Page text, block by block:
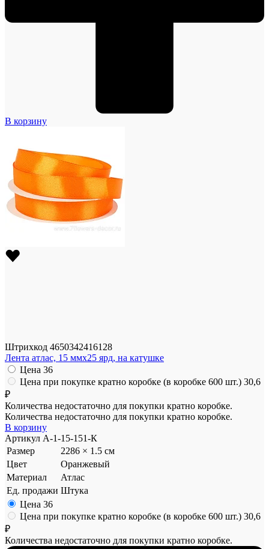
В корзину
Штрихкод 4650342416128
Лента атлас, 15 ммx25 ярд, на катушке
Цена 36
Цена при покупке кратно коробке (в коробке 600 шт.) 30,6
₽
Количества недостаточно для покупки кратно коробке.
Количества недостаточно для покупки кратно коробке.
В корзину
Артикул A-1-15-151-К
Размер
2286 × 1.5 см
Цвет
Оранжевый
Материал
Атлас
Ед. продажи Штука
Цена 36
Цена при покупке кратно коробке (в коробке 600 шт.) 30,6
₽
Количества недостаточно для покупки кратно коробке.